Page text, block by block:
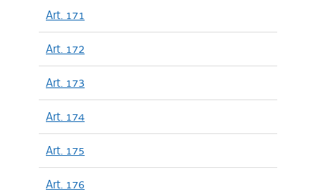
Art. 171
Art. 172
Art. 173
Art. 174
Art. 175
Art. 176